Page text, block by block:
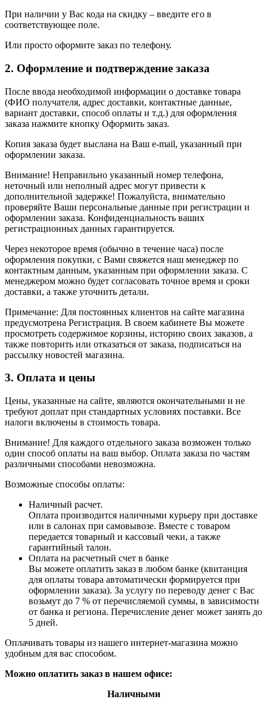
При наличии у Вас кода на скидку – введите его в
соответствующее поле.
Или просто оформите заказ по телефону.
2. Оформление и подтверждение заказа
После ввода необходимой информации о доставке товара
(ФИО получателя, адрес доставки, контактные данные,
вариант доставки, способ оплаты и т.д.) для оформления
заказа нажмите кнопку Оформить заказ.
Копия заказа будет выслана на Ваш e-mail, указанный при
оформлении заказа.
Внимание! Неправильно указанный номер телефона,
неточный или неполный адрес могут привести к
дополнительной задержке! Пожалуйста, внимательно
проверяйте Ваши персональные данные при регистрации и
оформлении заказа. Конфиденциальность ваших
регистрационных данных гарантируется.
Через некоторое время (обычно в течение часа) после
оформления покупки, с Вами свяжется наш менеджер по
контактным данным, указанным при оформлении заказа. С
менеджером можно будет согласовать точное время и сроки
доставки, а также уточнить детали.
Примечание: Для постоянных клиентов на сайте магазина
предусмотрена Регистрация. В своем кабинете Вы можете
просмотреть содержимое корзины, историю своих заказов, а
также повторить или отказаться от заказа, подписаться на
рассылку новостей магазина.
3. Оплата и цены
Цены, указанные на сайте, являются окончательными и не
требуют доплат при стандартных условиях поставки. Все
налоги включены в стоимость товара.
Внимание! Для каждого отдельного заказа возможен только
один способ оплаты на ваш выбор. Оплата заказа по частям
различными способами невозможна.
Возможные способы оплаты:
Наличный расчет.
Оплата производится наличными курьеру при доставке
или в салонах при самовывозе. Вместе с товаром
передается товарный и кассовый чеки, а также
гарантийный талон.
Оплата на расчетный счет в банке
Вы можете оплатить заказ в любом банке (квитанция
для оплаты товара автоматически формируется при
оформлении заказа). За услугу по переводу денег с Вас
возьмут до 7 % от перечисляемой суммы, в зависимости
от банка и региона. Перечисление денег может занять до
5 дней.
Оплачивать товары из нашего интернет-магазина можно
удобным для вас способом.
Можно оплатить заказ в нашем офисе:
Наличными